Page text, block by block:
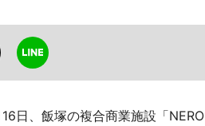
日、飯塚の複合商業施設「NERO